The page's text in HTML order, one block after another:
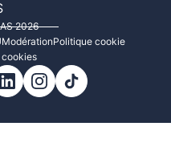
2026
ModérationPolitique cookie
cookies